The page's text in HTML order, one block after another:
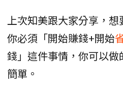
上次知美跟大家分享，想
你必須「開始賺錢+開始
錢」這件事情，你可以
簡單。